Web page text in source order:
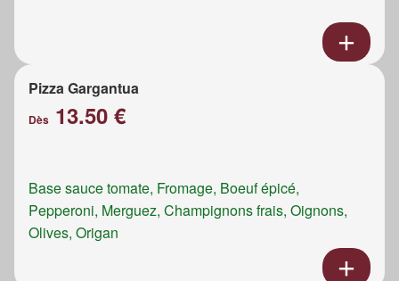
Pizza Gargantua
Dès 13.50 €
Base sauce tomate, Fromage, Boeuf épicé,
Pepperoni, Merguez, Champignons frais, Oignons,
Olives, Origan